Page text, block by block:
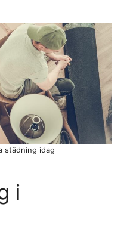
i
städning idag